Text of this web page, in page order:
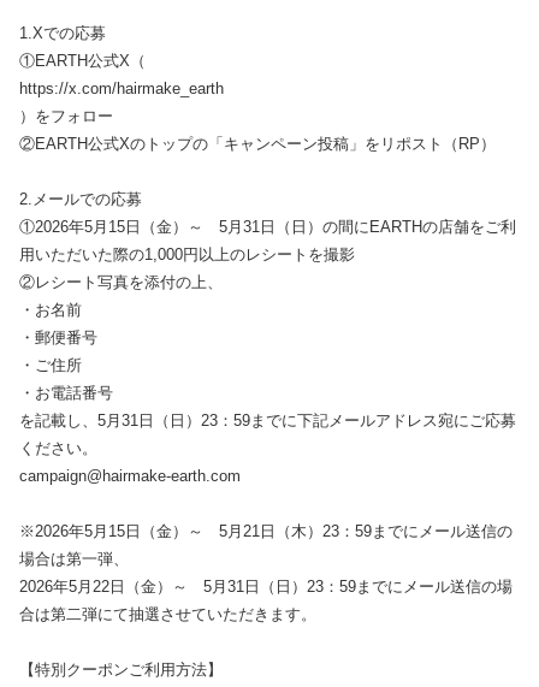
1.Xでの応募
①EARTH公式X（
https://x.com/hairmake_earth
）をフォロー
②EARTH公式Xのトップの「キャンペーン投稿」をリポスト（RP）
2.メールでの応募
①2026年5月15日（金）～ 5月31日（日）の間にEARTHの店舗をご利
用いただいた際の1,000円以上のレシートを撮影
②レシート写真を添付の上、
・お名前
・郵便番号
・ご住所
・お電話番号
を記載し、5月31日（日）23：59までに下記メールアドレス宛にご応募
ください。
campaign@hairmake-earth.com
※2026年5月15日（金）～ 5月21日（木）23：59までにメール送信の
場合は第一弾、
2026年5月22日（金）～ 5月31日（日）23：59までにメール送信の場
合は第二弾にて抽選させていただきます。
【特別クーポンご利用方法】